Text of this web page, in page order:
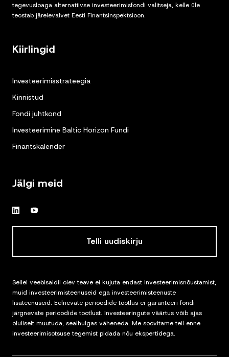
tegevusloaga alternatiivse investeerimisfondi valitseja, kelle üle
teostab järelevalvet Eesti Finantsinspektsioon.
Kiirlingid
Investeerimisstrateegia
Kinnistud
Fondi juhtkond
Investeerimine Baltic Horizon Fundi
Finantskalender
Jälgi meid
Telli uudiskirju
Sellel veebisaidil olev teave ei kujuta endast investeerimisnõustamist,
muid investeerimisteenuseid ega investeerimisteenuste
lisateenuseid. Eelnevate perioodide tootlus ei garanteeri fondi
järgnevate perioodide tootlust. Investeeringute väärtus võib ajas
oluliselt muutuda, sealhulgas väheneda. Me soovitame teil enne
investeerimisotsuse tegemist pidada nõu ekspertidega.